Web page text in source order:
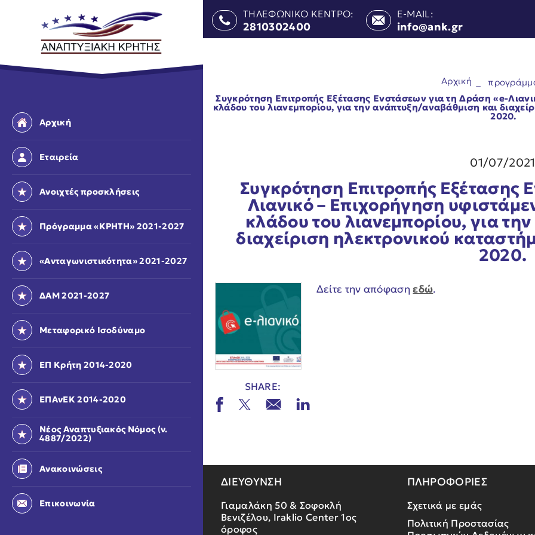
Αρχική
Εταιρεία
Ανοιχτές προσκλήσεις
Πρόγραμμα «ΚΡΗΤΗ» 2021-2027
«Ανταγωνιστικότητα» 2021-2027
ΔΑΜ 2021-2027
Μεταφορικό Ισοδύναμο
ΕΠ Κρήτη 2014-2020
ΕΠΑνΕΚ 2014-2020
Νέος Αναπτυξιακός Νόμος (ν.
4887/2022)
Ανακοινώσεις
Επικοινωνία
ΤΗΛΕΦΩΝΙΚΟ ΚΕΝΤΡΟ:
2810302400
E-MAIL:
info@ank.gr
Αρχική
Συγκρότηση Επιτροπής Εξέτασης Ενστάσεων για τη Δράση «e-
κλάδου του λιανεμπορίου, για την ανάπτυξη/αναβάθμιση και
2020.
01/07/2021
Συγκρότηση Επιτροπής Εξέτασης
Λιανικό – Επιχορήγηση
κλάδου του λιανεμπορίου, για
διαχείριση ηλεκτρονικού
2020.
Δείτε την απόφασηεδώ.
SHARE:
ΔΙΕΥΘΥΝΣΗ
Γιαμαλάκη 50 & Σοφοκλή
Βενιζέλου, Iraklio Center 1ος
όροφος
ΠΛΗΡΟΦΟΡΙΕΣ
Σχετικά με εμάς
Πολιτική Προστασίας